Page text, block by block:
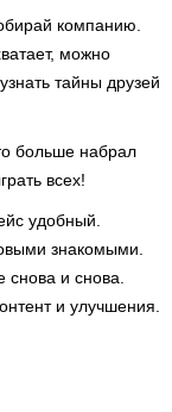
компанию.
можно
тайны друзей
больше набрал
всех!
удобный.
знакомыми.
снова и снова.
и улучшения.